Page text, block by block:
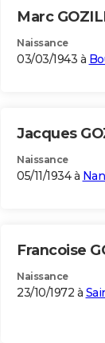
Marc
Naissance
03/03/1943 à
Jacques
Naissance
05/11/1934 à
Francoise
Naissance
23/10/1972 à